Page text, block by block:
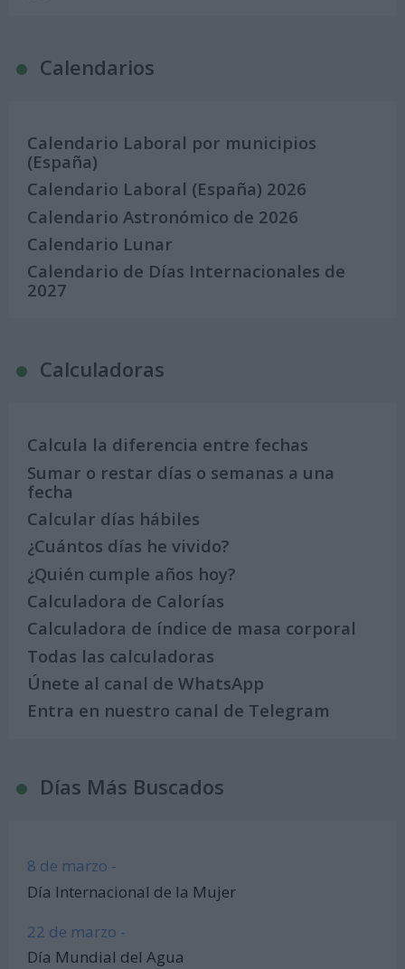
Calendarios
Calendario Laboral por municipios
(España)
Calendario Laboral (España) 2026
Calendario Astronómico de 2026
Calendario Lunar
Calendario de Días Internacionales de
2027
Calculadoras
Calcula la diferencia entre fechas
Sumar o restar días o semanas a una
fecha
Calcular días hábiles
¿Cuántos días he vivido?
¿Quién cumple años hoy?
Calculadora de Calorías
Calculadora de índice de masa corporal
Todas las calculadoras
Únete al canal de WhatsApp
Entra en nuestro canal de Telegram
Días Más Buscados
8 de marzo -
Día Internacional de la Mujer
22 de marzo -
Día Mundial del Agua